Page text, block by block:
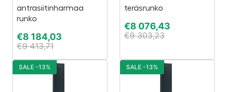
antrasiitinharmaa
runko
€8 184,03
€9 413,71
teräsrunko
€8 076,43
€9 303,23
SALE -13% SALE -13%